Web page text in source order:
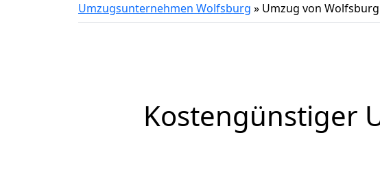
Umzugsunternehmen Wolfsburg » Umzug von
Kostengünstiger